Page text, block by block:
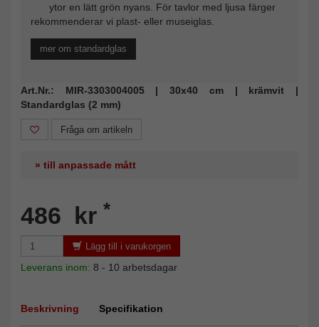
ytor en lätt grön nyans. För tavlor med ljusa färger
rekommenderar vi plast- eller museiglas.
mer om standardglas
Art.Nr.: MIR-3303004005 | 30x40 cm | krämvit |
Standardglas (2 mm)
Fråga om artikeln
» till anpassade mått
486 kr *
Lägg till i varukorgen
Leverans inom: 8 - 10 arbetsdagar
Beskrivning Specifikation